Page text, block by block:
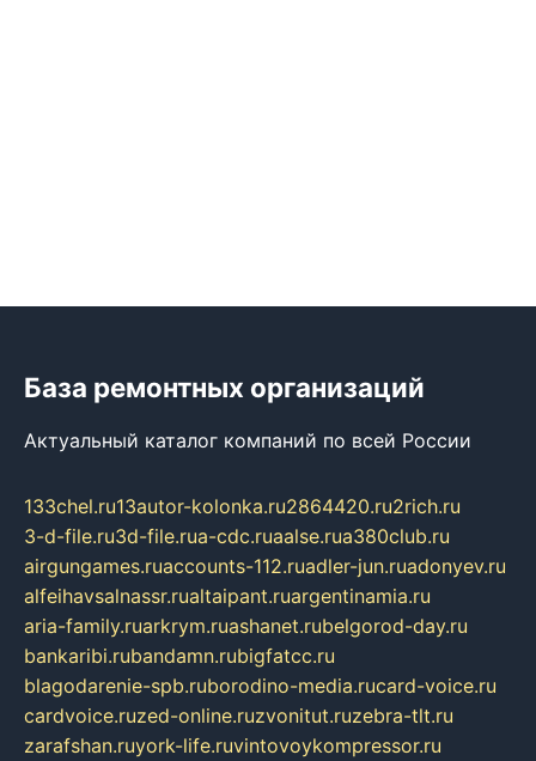
База ремонтных организаций
Актуальный каталог компаний по всей России
133chel.ru13autor-kolonka.ru2864420.ru2rich.ru
3-d-file.ru3d-file.rua-cdc.ruaalse.rua380club.ru
airgungames.ruaccounts-112.ruadler-jun.ruadonyev.ru
alfeihavsalnassr.rualtaipant.ruargentinamia.ru
aria-family.ruarkrym.ruashanet.rubelgorod-day.ru
bankaribi.rubandamn.rubigfatcc.ru
blagodarenie-spb.ruborodino-media.rucard-voice.ru
cardvoice.ruzed-online.ruzvonitut.ruzebra-tlt.ru
zarafshan.ruyork-life.ruvintovoykompressor.ru